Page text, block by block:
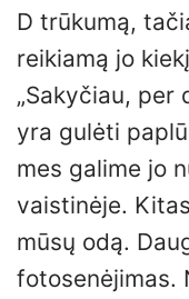
D trūkumą,
reikiamą jo
„Sakyčiau, per
yra gulėti
mes galime jo
vaistinėje.
mūsų odą.
fotosenėjimas.